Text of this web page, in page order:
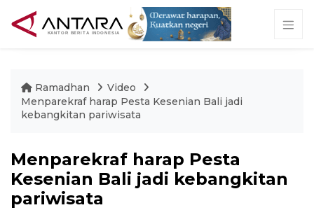
Ramadhan
Video
Menparekraf harap Pesta Kesenian Bali jadi
kebangkitan pariwisata
Menparekraf harap Pesta
Kesenian Bali jadi kebangkitan
pariwisata